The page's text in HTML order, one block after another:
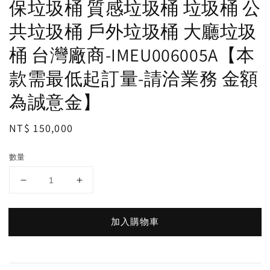
保垃圾桶 質感垃圾桶 垃圾桶 公
共垃圾桶 戶外垃圾桶 大廳垃圾
桶 台灣廠商-IMEU006005A【本
款需最低起訂量-請洽業務 金額
為誠意金】
Regular
NT$ 150,000
數量
加入購物車